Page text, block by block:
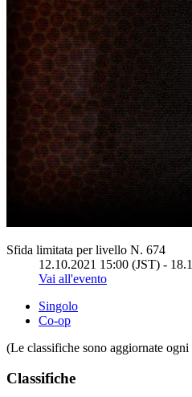
Sfida limitata per livello N. 674
12.10.2021 15:00 (JST) -
Vai all'evento
Singolo
Co-op
(Le classifiche sono aggiornate ogni
Classifiche